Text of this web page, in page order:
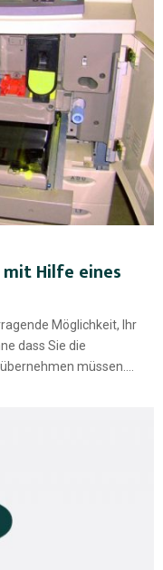
Hilfe eines
Möglichkeit, Ihr
dass Sie die
müssen....